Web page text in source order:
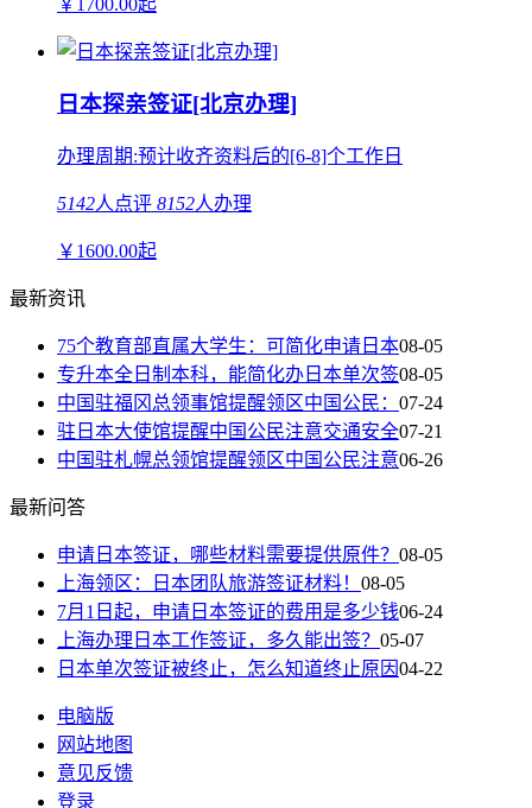
日本探亲签证[北京办理]
办理周期:预计收齐资料后的[6-8]个工作日
5142人点评 8152人办理
￥ 1600.00起
最新资讯
75个教育部直属大学生：可简化申请日本08-05
专升本全日制本科，能简化办日本单次签08-05
中国驻福冈总领事馆提醒领区中国公民： 07-24
驻日本大使馆提醒中国公民注意交通安全07-21
中国驻札幌总领馆提醒领区中国公民注意06-26
最新问答
申请日本签证，哪些材料需要提供原件？ 08-05
上海领区：日本团队旅游签证材料！ 08-05
7月1日起，申请日本签证的费用是多少钱06-24
上海办理日本工作签证，多久能出签？ 05-07
日本单次签证被终止，怎么知道终止原因04-22
电脑版
网站地图
意见反馈
登录